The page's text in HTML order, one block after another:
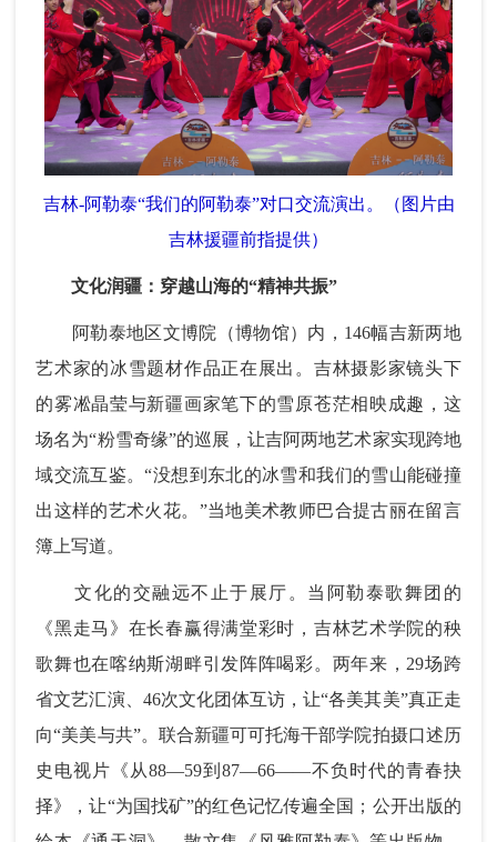
吉林-阿勒泰“我们的阿勒泰”对口交流演出。（图片由
吉林援疆前指提供）
文化润疆：穿越山海的“精神共振”
阿勒泰地区文博院（博物馆）内，146幅吉新两地
艺术家的冰雪题材作品正在展出。吉林摄影家镜头下
的雾凇晶莹与新疆画家笔下的雪原苍茫相映成趣，这
场名为“粉雪奇缘”的巡展，让吉阿两地艺术家实现跨地
域交流互鉴。“没想到东北的冰雪和我们的雪山能碰撞
出这样的艺术火花。”当地美术教师巴合提古丽在留言
簿上写道。
文化的交融远不止于展厅。当阿勒泰歌舞团的
《黑走马》在长春赢得满堂彩时，吉林艺术学院的秧
歌舞也在喀纳斯湖畔引发阵阵喝彩。两年来，29场跨
省文艺汇演、46次文化团体互访，让“各美其美”真正走
向“美美与共”。联合新疆可可托海干部学院拍摄口述历
史电视片《从88—59到87—66——不负时代的青春抉
择》，让“为国找矿”的红色记忆传遍全国；公开出版的